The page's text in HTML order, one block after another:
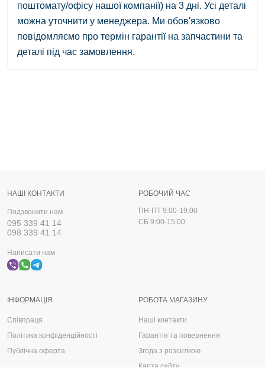
поштомату/офісу нашої компанії) на 3 дні. Усі деталі
можна уточнити у менеджера. Ми обов'язково
повідомляємо про термін гарантії на запчастини та
деталі під час замовлення.
НАШІ КОНТАКТИ
Подзвонити нам
095 339 41 14
098 339 41 14
Написати нам
РОБОТА МАГАЗИНУ
Наші контакти
Гарантія та повернення
Згода з розсилкою
Карта сайту
ІНФОРМАЦІЯ
Співпраця
Політика конфіденційності
Публічна оферта
РОБОЧИЙ ЧАС
ПН-ПТ 9:00-19:00
СБ 9:00-15:00